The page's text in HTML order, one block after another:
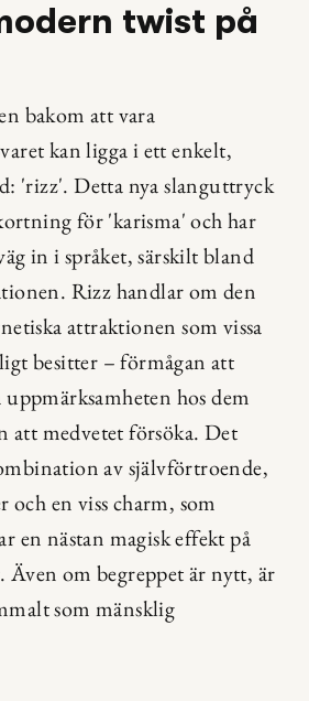
twist på
bakom att vara
kan ligga i ett enkelt,
'rizz'. Detta nya slanguttryck
för 'karisma' och har
in i språket, särskilt bland
Rizz handlar om den
attraktionen som vissa
besitter – förmågan att
hos dem
att medvetet försöka. Det
av självförtroende,
och en viss charm, som
en nästan magisk effekt på
Även om begreppet är nytt, är
som mänsklig